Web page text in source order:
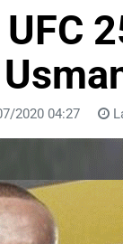
UFC
2020 04:27